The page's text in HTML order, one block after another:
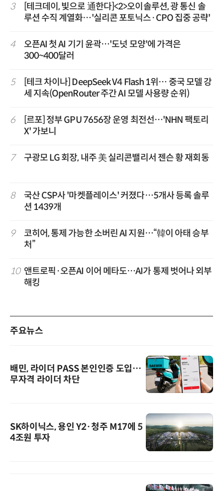
3
[테크데이, 빛으로 通한다]<2>오이솔루션, 광 통신 솔
루션 수직 계열화…'실리콘 포토닉스·CPO 집중 공략'
4
오픈AI 첫 AI 기기 윤곽…'도넛 모양'에 가격은
300~400달러
5
[테크 차이나] DeepSeek V4 Flash 1위… 중국 모델 강
세 지속(OpenRouter 주간 AI 모델 사용량 순위)
6
[르포] 정부 GPU 7656장 운영 최전선…'NHN 팩토리
X' 가보니
7 구광모 LG 회장, 내주 美 실리콘밸리서 젠슨 황 재회동
8
국산 CSP사 '마켓플레이스' 커졌다…5개사 등록 솔루
션 1439개
9
코히어, 통제 가능한 소버린 AI 지원…“韓이 아태 승부
처”
10 앤트로픽·오픈AI 이어 메타도…AI가 통제 벗어나 외부
해킹
주요뉴스
배민, 라이더 PASS 본인인증 도입…
무자격 라이더 차단
SK하이닉스, 용인 Y2·청주 M17에 5
4조원 투자